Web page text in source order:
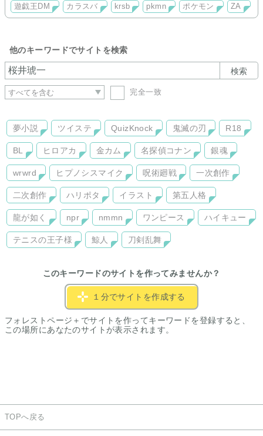
遊戯王DM
カラスバ krsb pkmn ポケモン ZA
他のキーワードでサイトを検索
検索
完全一致
夢小説 ツイステ QuizKnock 鬼滅の刃 R18
BL ヒロアカ 金カム 名探偵コナン 銀魂
wrwrd ヒプノシスマイク 呪術廻戦 一次創作
二次創作 ハリポタ イラスト 第五人格
龍が如く npr nmmn ワンピース ハイキュー
テニスの王子様 鯨人 刀剣乱舞
このキーワードのサイトを作ってみませんか？
１分でサイトを作成する
フォレストページ＋でサイトを作ってキーワードを登録すると、
この場所にあなたのサイトが表示されます。
TOPへ戻る